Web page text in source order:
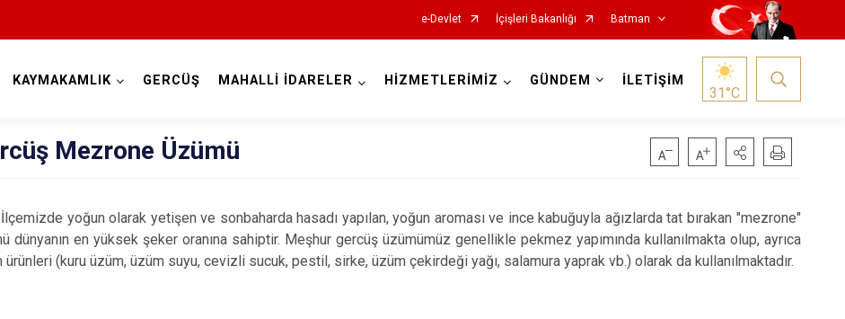
e-Devlet İçişleri Bakanlığı Batman
KAYMAKAMLIK GERCÜŞ MAHALLİ İDARELER HİZMETLERİMİZ GÜNDEM İLETİŞİM
31°C
Mezrone Üzümü
yoğun olarak yetişen ve sonbaharda hasadı yapılan, yoğun aroması ve ince kabuğuyla ağızlarda tat bırakan "mezrone"
dünyanın en yüksek şeker oranına sahiptir. Meşhur gercüş üzümümüz genellikle pekmez yapımında kullanılmakta olup, ayrıca
ürünleri (kuru üzüm, üzüm suyu, cevizli sucuk, pestil, sirke, üzüm çekirdeği yağı, salamura yaprak vb.) olarak da kullanılmaktadır.